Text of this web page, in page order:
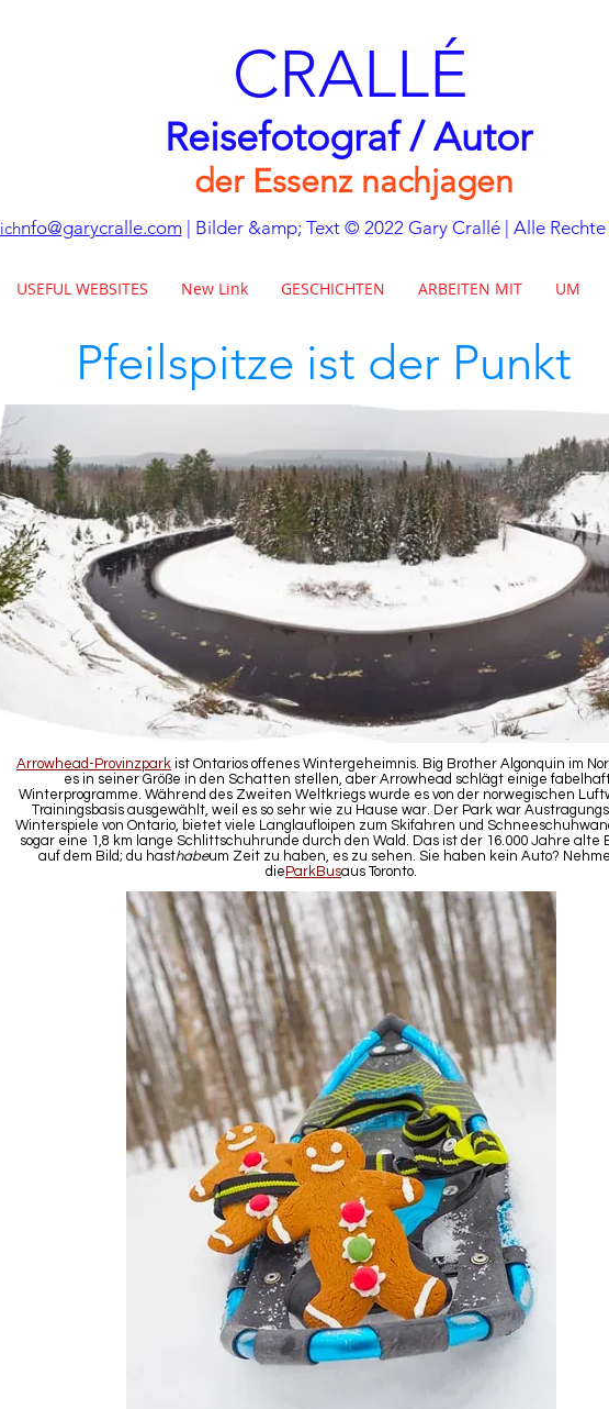
CRALLÉ
Reisefotograf / Autor
der Essenz nachjagen
ichnfo@garycralle.com| Bilder &amp; Text © 2022 Gary Crallé | Alle
USEFUL WEBSITES New Link GESCHICHTEN ARBEITEN MIT UM
Pfeilspitze ist der Punkt
Arrowhead-Provinzpark ist Ontarios offenes Wintergeheimnis. Big Brother Algonquin im
es in seiner Größe in den Schatten stellen, aber Arrowhead schlägt einige
Winterprogramme. Während des Zweiten Weltkriegs wurde es von der norwegischen
Trainingsbasis ausgewählt, weil es so sehr wie zu Hause war. Der Park war
Winterspiele von Ontario, bietet viele Langlaufloipen zum Skifahren und
sogar eine 1,8 km lange Schlittschuhrunde durch den Wald. Das ist der 16.000 Jahre alte
auf dem Bild; du hasthabeum Zeit zu haben, es zu sehen. Sie haben kein Auto?
die ParkBusaus Toronto.